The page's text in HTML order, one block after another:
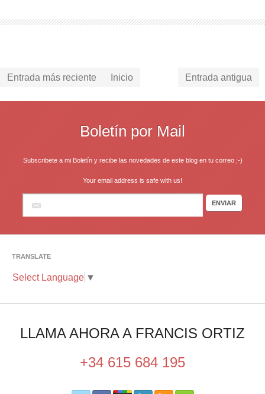
Entrada más reciente Entrada antigua
Inicio
Boletín por Mail
Subscribete a mi Boletín y recibe las novedades de este blog en tu correo ;-)
Your email address is safe with us!
TRANSLATE
Select Language ▼
LLAMA AHORA A FRANCIS ORTIZ
+34 615 684 195